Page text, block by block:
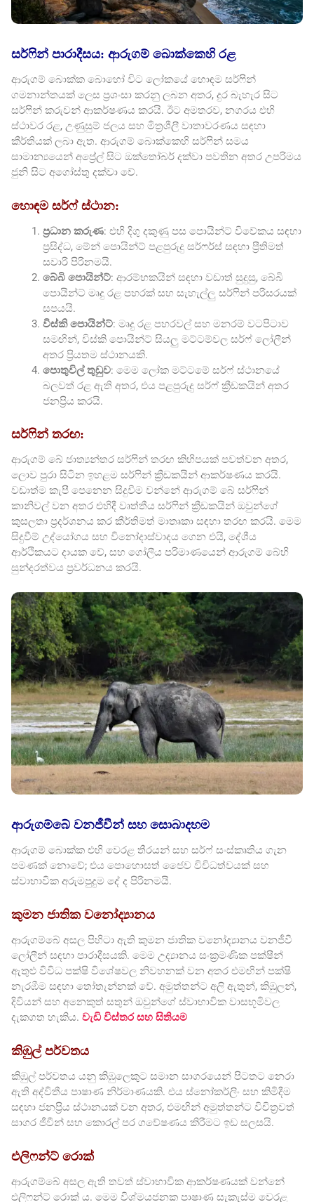
සර්ෆින් පාරාදීසය: ආරුගම් බොක්කෙහි රළ
ආරුගම් බොක්ක බොහෝ විට ලෝකයේ හොඳම සර්ෆින්
ගමනාන්තයක් ලෙස ප්‍රශංසා කරනු ලබන අතර, දුර බැහැර සිට
සර්ෆින් කරුවන් ආකර්ෂණය කරයි. ඊට අමතරව, නගරය එහි
ස්ථාවර රළ, උණුසුම් ජලය සහ මිත්‍රශීලී වාතාවරණය සඳහා
කීර්තියක් ලබා ඇත. ආරුගම් බොක්කෙහි සර්ෆින් සමය
සාමාන්‍යයෙන් අප්‍රේල් සිට ඔක්තෝබර් දක්වා පවතින අතර උපරිමය
ජුනි සිට අගෝස්තු දක්වා වේ.
හොඳම සර්ෆ් ස්ථාන:
ප්‍රධාන කරුණ: එහි දිගු දකුණු පස පොයින්ට් විවේකය සඳහා
ප්‍රසිද්ධ, මේන් පොයින්ට් පළපුරුදු සර්ෆර්ස් සඳහා ප්‍රීතිමත්
සවාරි පිරිනමයි.
බේබි පොයින්ට්: ආරම්භකයින් සඳහා වඩාත් සුදුසු, බේබි
පොයින්ට් මෘදු රළ පහරක් සහ සැහැල්ලු සර්ෆින් පරිසරයක්
සපයයි.
විස්කි පොයින්ට්: මෘදු රළ පහරවල් සහ මනරම් වටපිටාව
සමඟින්, විස්කි පොයින්ට් සියලු මට්ටම්වල සර්ෆ් ලෝලීන්
අතර ප්‍රියතම ස්ථානයකි.
පොතුවිල් තුඩුව: මෙම ලෝක මට්ටමේ සර්ෆ් ස්ථානයේ
බලවත් රළ ඇති අතර, එය පළපුරුදු සර්ෆ් ක්‍රීඩකයින් අතර
ජනප්‍රිය කරයි.
සර්ෆින් තරඟ:
ආරුගම් බේ ජාත්‍යන්තර සර්ෆින් තරඟ කිහිපයක් පවත්වන අතර,
ලොව පුරා සිටින ඉහළම සර්ෆින් ක්‍රීඩකයින් ආකර්ෂණය කරයි.
වඩාත්ම කැපී පෙනෙන සිදුවීම වන්නේ ආරුගම් බේ සර්ෆින්
කානිවල් වන අතර එහිදී වෘත්තීය සර්ෆින් ක්‍රීඩකයින් ඔවුන්ගේ
කුසලතා ප්‍රදර්ශනය කර කීර්තිමත් මාතෘකා සඳහා තරඟ කරයි. මෙම
සිදුවීම් උද්යෝගය සහ විනෝදාස්වාදය ගෙන එයි, දේශීය
ආර්ථිකයට දායක වේ, සහ ගෝලීය පරිමාණයෙන් ආරුගම් බේහි
සුන්දරත්වය ප්‍රවර්ධනය කරයි.
ආරුගම්බේ වනජීවීන් සහ සොබාදහම
ආරුගම් බොක්ක එහි වෙරළ තීරයන් සහ සර්ෆ් සංස්කෘතිය ගැන
පමණක් නොවේ; එය පොහොසත් ජෛව විවිධත්වයක් සහ
ස්වාභාවික අරුමපුදුම දේ ද පිරිනමයි.
කුමන ජාතික වනෝද්‍යානය
ආරුගම්බේ අසල පිහිටා ඇති කුමන ජාතික වනෝද්‍යානය වනජීවී
ලෝලීන් සඳහා පාරාදීසයකි. මෙම උද්‍යානය සංක්‍රමණික පක්ෂීන්
ඇතුළු විවිධ පක්ෂි විශේෂවල නිවහනක් වන අතර එමඟින් පක්ෂි
නැරඹීම සඳහා තෝතැන්නක් වේ. අමුත්තන්ට අලි ඇතුන්, කිඹුලන්,
දිවියන් සහ අනෙකුත් සතුන් ඔවුන්ගේ ස්වාභාවික වාසභූමිවල
දැකගත හැකිය. වැඩි විස්තර සහ සිතියම
කිඹුල් පර්වතය
කිඹුල් පර්වතය යනු කිඹුලෙකුට සමාන සාගරයෙන් පිටතට නෙරා
ඇති අද්විතීය පාෂාණ නිර්මාණයකි. එය ස්නෝකර්ලිං සහ කිමිදීම
සඳහා ජනප්‍රිය ස්ථානයක් වන අතර, එමඟින් අමුත්තන්ට විචිත්‍රවත්
සාගර ජීවීන් සහ කොරල් පර ගවේෂණය කිරීමට ඉඩ සලසයි.
එලිෆන්ට් රොක්
ආරුගම්බේ අසල ඇති තවත් ස්වාභාවික ආකර්ෂණයක් වන්නේ
එලිෆන්ට් රොක් ය. මෙම විශ්මයජනක පාෂාණ සැකැස්ම වෙරළ